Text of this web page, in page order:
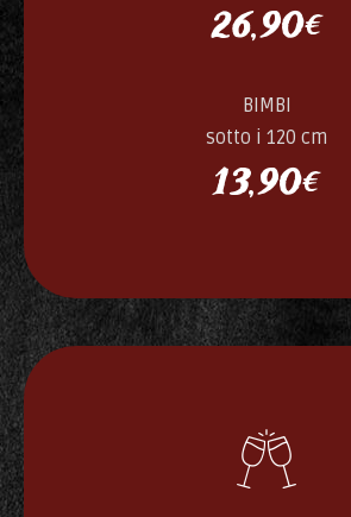
26,90€
BIMBI
sotto i 120 cm
13,90€